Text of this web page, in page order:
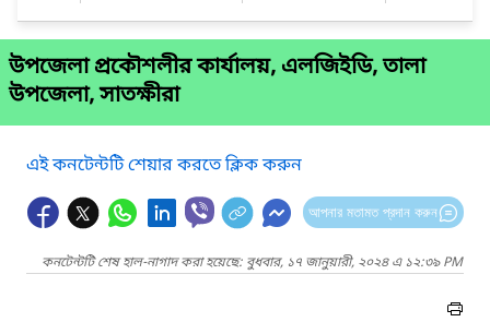
উপজেলা প্রকৌশলীর কার্যালয়, এলজিইডি, তালা
উপজেলা, সাতক্ষীরা
এই কনটেন্টটি শেয়ার করতে ক্লিক করুন
আপনার মতামত প্রদান করুন
কনটেন্টটি শেষ হাল-নাগাদ করা হয়েছে: বুধবার, ১৭ জানুয়ারী, ২০২৪ এ ১২:৩৯ PM